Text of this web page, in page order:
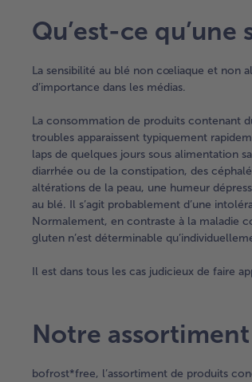
Qu’est-ce
La sensibilité au blé non cœliaque et non
d’importance dans les médias.
La consommation de produits contenant
troubles apparaissent typiquement
laps de quelques jours sous alimentation
diarrhée ou de la constipation, des
altérations de la peau, une humeur
au blé. Il s’agit probablement d’une
Normalement, en contraste à la maladie
gluten n’est déterminable
Il est dans tous les cas judicieux de faire
Notre
bofrost*free, l’assortiment de produits